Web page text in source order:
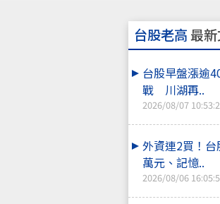
台股老高最
台股早盤漲逾
戰 川湖再..
2026/08/07
外資連2買！
萬元、記憶..
2026/08/06